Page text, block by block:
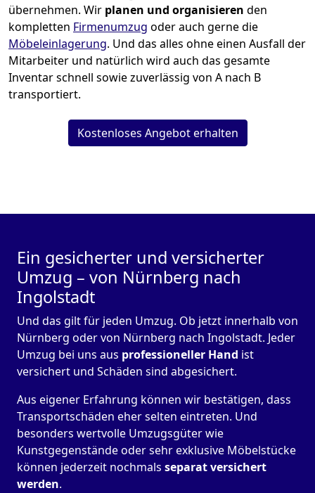
übernehmen. Wir planen und organisieren den
kompletten Firmenumzug oder auch gerne die
Möbeleinlagerung. Und das alles ohne einen Ausfall der
Mitarbeiter und natürlich wird auch das gesamte
Inventar schnell sowie zuverlässig von A nach B
transportiert.
Kostenloses Angebot erhalten
Ein gesicherter und versicherter
Umzug – von Nürnberg nach
Ingolstadt
Und das gilt für jeden Umzug. Ob jetzt innerhalb von
Nürnberg oder von Nürnberg nach Ingolstadt. Jeder
Umzug bei uns aus professioneller Hand ist
versichert und Schäden sind abgesichert.
Aus eigener Erfahrung können wir bestätigen, dass
Transportschäden eher selten eintreten. Und
besonders wertvolle Umzugsgüter wie
Kunstgegenstände oder sehr exklusive Möbelstücke
können jederzeit nochmals separat versichert
werden.